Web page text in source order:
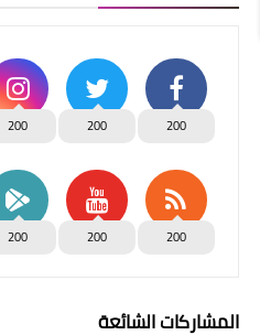
200
200
200
200
200
200
المشاركات الشائعة